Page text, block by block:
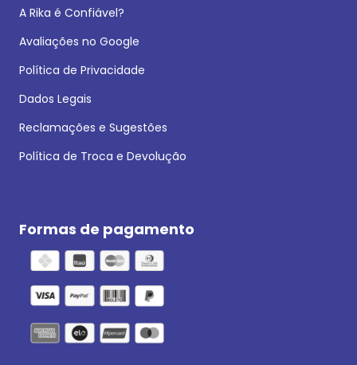
A Rika é Confiável?
Avaliações no Google
Política de Privacidade
Dados Legais
Reclamações e Sugestões
Política de Troca e Devolução
Formas de pagamento